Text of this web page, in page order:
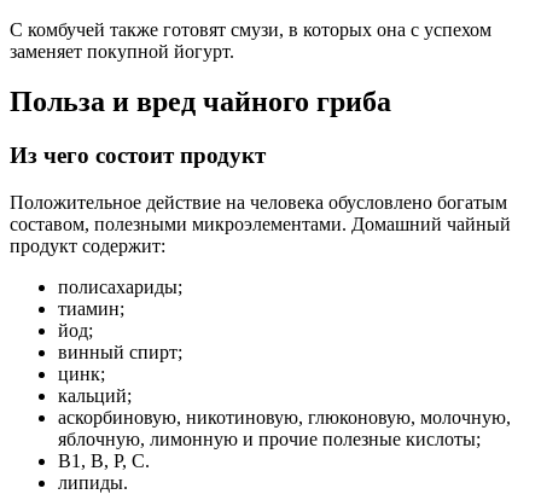
С комбучей также готовят смузи, в которых она с успехом
заменяет покупной йогурт.
Польза и вред чайного гриба
Из чего состоит продукт
Положительное действие на человека обусловлено богатым
составом, полезными микроэлементами. Домашний чайный
продукт содержит:
полисахариды;
тиамин;
йод;
винный спирт;
цинк;
кальций;
аскорбиновую, никотиновую, глюконовую, молочную,
яблочную, лимонную и прочие полезные кислоты;
В1, В, Р, С.
липиды.